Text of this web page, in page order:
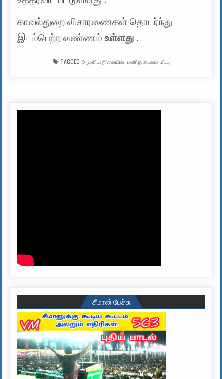
காவல்துறை விசாரணைகள் தொடர்ந்து
இடம்பெற்ற வண்ணம்உள்ளது .
TAGGED அழுகிய நிலையில், மனித சடலம் மீட்பு
சீமான் பேச்சு